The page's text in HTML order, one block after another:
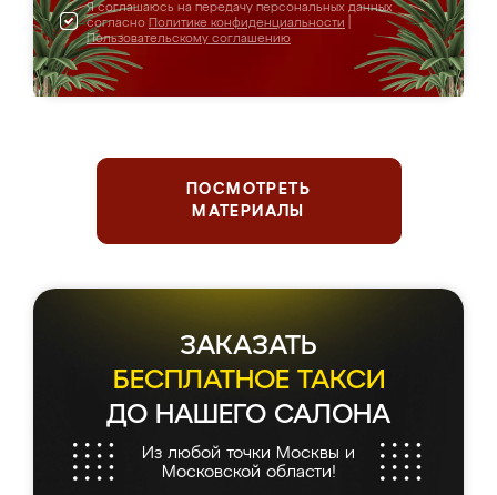
Я соглашаюсь на передачу персональных данных
согласно Политике конфиденциальности
Пользовательскому соглашению
ПОСМОТРЕТЬ
МАТЕРИАЛЫ
ЗАКАЗАТЬ
БЕСПЛАТНОЕ ТАКСИ
ДО НАШЕГО САЛОНА
Из любой точки Москвы и
Московской области!